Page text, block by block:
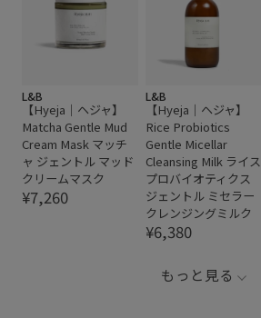
L&B
【Hyeja｜ヘジャ】
Matcha Gentle Mud
Cream Mask マッチ
ャ ジェントル マッド
クリームマスク
¥7,260
L&B
【Hyeja｜ヘジャ】
Rice Probiotics
Gentle Micellar
Cleansing Milk ライス
プロバイオティクス
ジェントル ミセラー
クレンジングミルク
¥6,380
もっと見る